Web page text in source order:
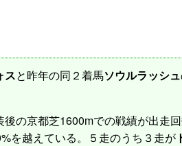
スと昨年の同２着馬ソウルラッシュ
の京都芝1600mでの戦績が出走
を越えている。５走のうち３走が